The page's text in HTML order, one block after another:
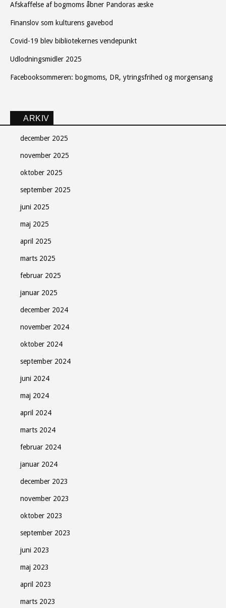
Afskaffelse af bogmoms åbner Pandoras æske
Finanslov som kulturens gavebod
Covid-19 blev bibliotekernes vendepunkt
Udlodningsmidler 2025
Facebooksommeren: bogmoms, DR, ytringsfrihed og morgensang
ARKIV
december 2025
november 2025
oktober 2025
september 2025
juni 2025
maj 2025
april 2025
marts 2025
februar 2025
januar 2025
december 2024
november 2024
oktober 2024
september 2024
juni 2024
maj 2024
april 2024
marts 2024
februar 2024
januar 2024
december 2023
november 2023
oktober 2023
september 2023
juni 2023
maj 2023
april 2023
marts 2023